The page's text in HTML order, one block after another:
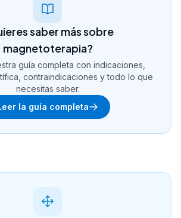
saber más sobre
magnetoterapia?
guía completa con indicaciones,
contraindicaciones y todo lo que
necesitas saber.
la guía completa